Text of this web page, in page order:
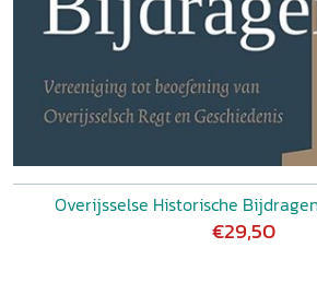
Overijsselse Historische
€29,50